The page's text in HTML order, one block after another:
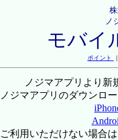
ノ
モバイ
ポイント ｜
ノジマアプリより新
ノジマアプリのダウンロ
利用いただけない場合